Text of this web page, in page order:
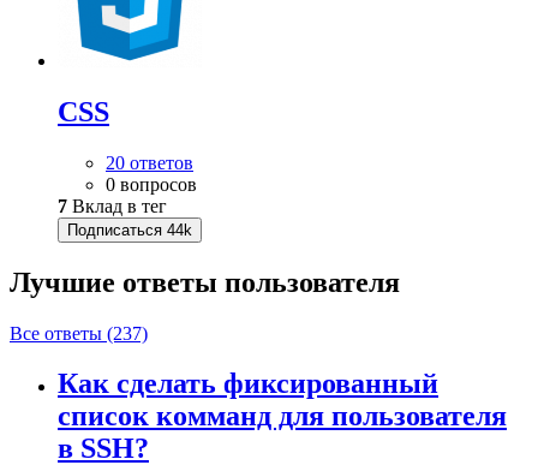
CSS
20 ответов
0 вопросов
7 Вклад в тег
Подписаться 44k
Лучшие ответы пользователя
Все ответы (237)
Как сделать фиксированный
список комманд для пользователя
в SSH?